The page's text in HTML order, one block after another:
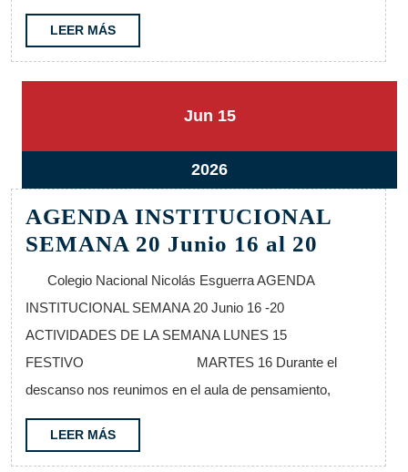
LEER MÁSLEER
MÁS
Jun15
2026
1515
202615
junio,
2026
AGENDA INSTITUCIONAL
SEMANA 20 Junio 16 al 20
Junio
16
Colegio Nacional Nicolás Esguerra AGENDA
INSTITUCIONAL SEMANA 20 Junio 16 -20
ACTIVIDADES DE LA SEMANA LUNES 15
FESTIVO MARTES 16 Durante el
descanso nos reunimos en el aula de pensamiento,
LEER MÁSLEER
MÁS